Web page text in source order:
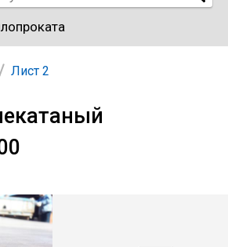
Лист 2